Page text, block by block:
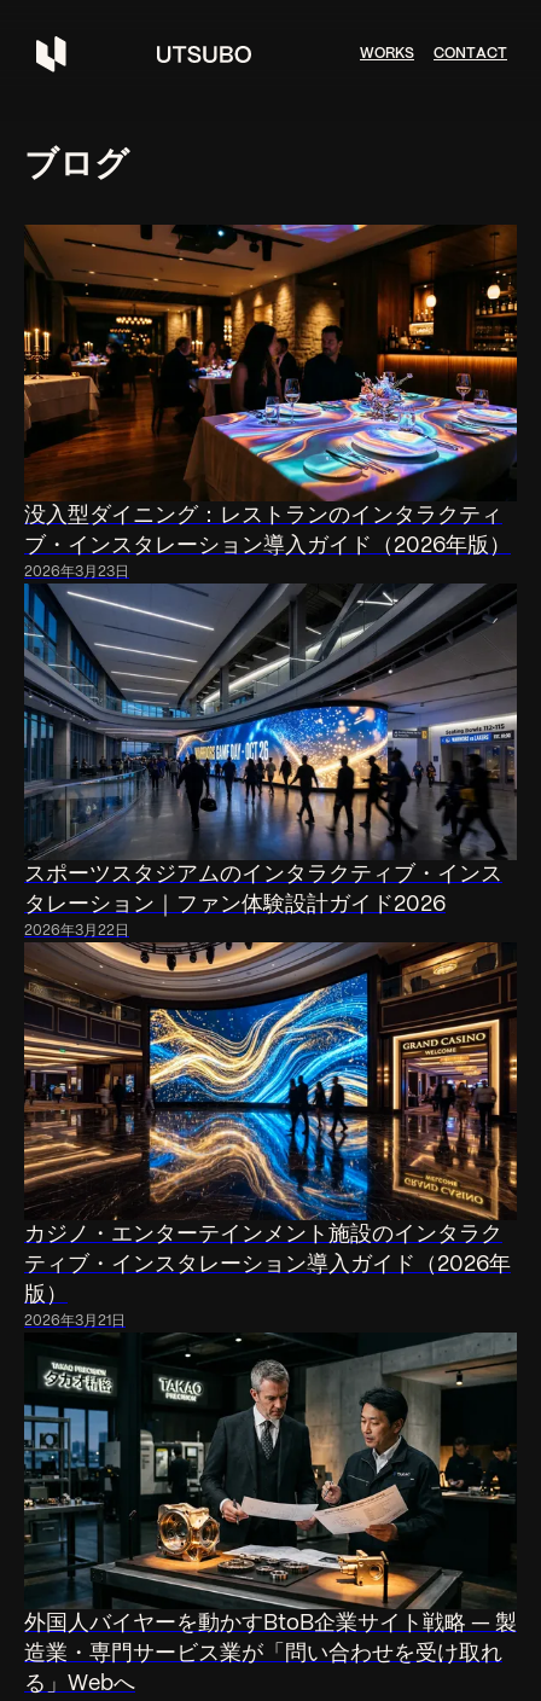
WORKS CONTACT
ブログ
没入型ダイニング：レストランのインタラクティ
ブ・インスタレーション導入ガイド（2026年版）
2026年3月23日
スポーツスタジアムのインタラクティブ・インス
タレーション｜ファン体験設計ガイド2026
2026年3月22日
カジノ・エンターテインメント施設のインタラク
ティブ・インスタレーション導入ガイド（2026年
版）
2026年3月21日
外国人バイヤーを動かすBtoB企業サイト戦略 — 製
造業・専門サービス業が「問い合わせを受け取れ
る」Webへ